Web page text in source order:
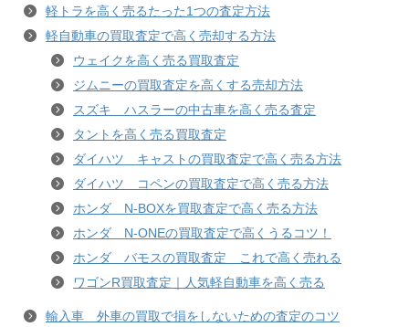
軽トラを高く売るたった1つの査定方法
軽自動車の買取査定で高く売却する方法
ウェイクを高く売る買取査定
ジムニーの買取査定を高くする売却方法
スズキ ハスラーの中古車を高く売る査定
タントを高く売る買取査定
ダイハツ キャストの買取査定で高く売る方法
ダイハツ コペンの買取査定で高く売る方法
ホンダ N-BOXを買取査定で高く売る方法
ホンダ N-ONEの買取査定で高くうるコツ！
ホンダ バモスの買取査定 これで高く売れる
ワゴンR買取査定｜人気軽自動車を高く売る
輸入車 外車の買取で損をしないための査定のコツ